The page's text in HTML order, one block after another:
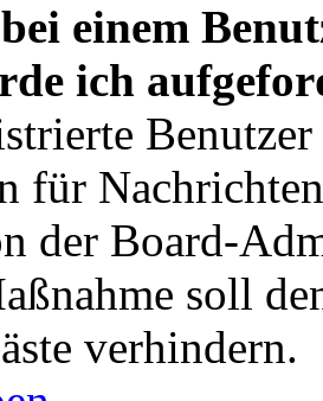
einem
ich
für
der Board-
soll
verhindern.